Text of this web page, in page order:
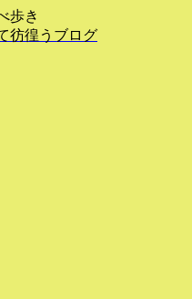
歩き
彷徨うブログ